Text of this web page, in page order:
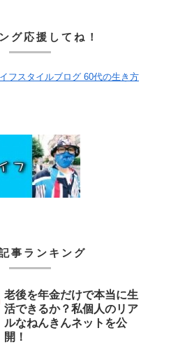
グ応援してね！
事ランキング
老後を年金だけで本当に生
活できるか？私個人のリア
ルなねんきんネットを公
開！